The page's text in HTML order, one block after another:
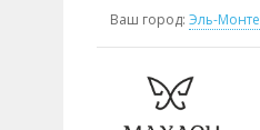
Ваш город: Эль-Монте